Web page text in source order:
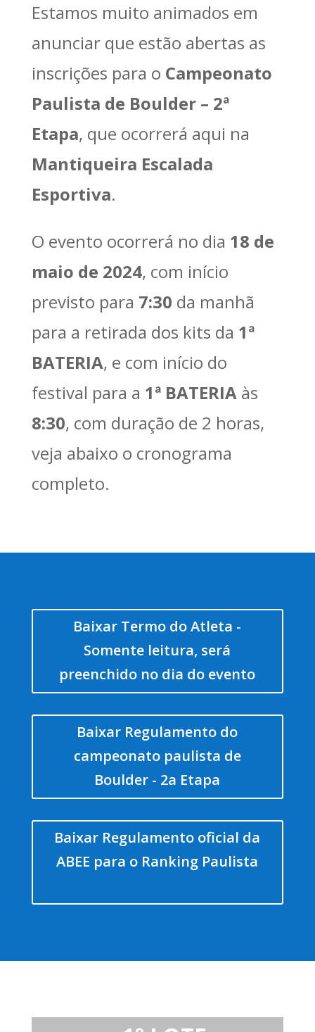
Estamos muito animados em
anunciar que estão abertas as
inscrições para o Campeonato
Paulista de Boulder – 2ª
Etapa, que ocorrerá aqui na
Mantiqueira Escalada
Esportiva.
O evento ocorrerá no dia 18 de
maio de 2024, com início
previsto para 7:30 da manhã
para a retirada dos kits da 1ª
BATERIA, e com início do
festival para a 1ª BATERIAàs
8:30, com duração de 2 horas,
veja abaixo o cronograma
completo.
Baixar Termo do Atleta -
Somente leitura, será
preenchido no dia do evento
Baixar Regulamento do
campeonato paulista de
Boulder - 2a Etapa
Baixar Regulamento oficial da
ABEE para o Ranking Paulista